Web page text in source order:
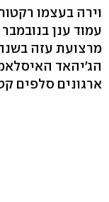
וירה בעצמו
מרצועת עזה
הג'יהאד
ארגונים סלפים